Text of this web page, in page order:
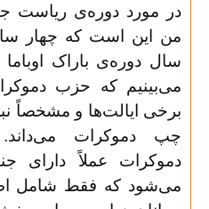
در مورد دوره‌ی ریاست
من این است که چهار
سال دوره‌ی باراک
می‌بینیم که حزب
برخی ایالت‌ها و مشخصاً
چپ دموکرات
دموکرات عملاً دارای
می‌شود که فقط شامل